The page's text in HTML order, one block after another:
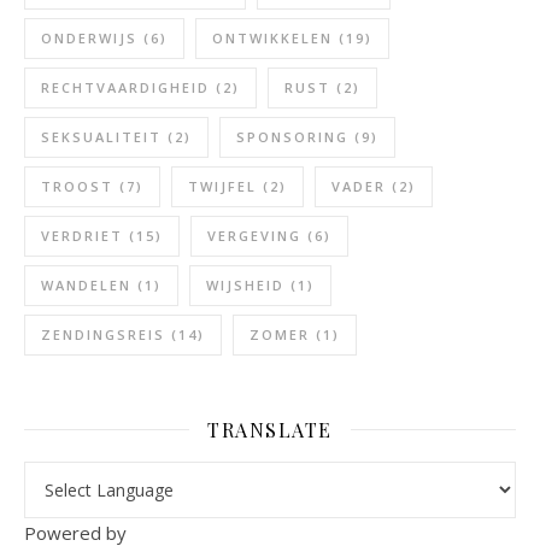
ONDERWIJS (6) ONTWIKKELEN (19)
RECHTVAARDIGHEID (2) RUST (2)
SEKSUALITEIT (2) SPONSORING (9)
TROOST (7) TWIJFEL (2) VADER (2)
VERDRIET (15) VERGEVING (6)
WANDELEN (1) WIJSHEID (1)
ZENDINGSREIS (14) ZOMER (1)
TRANSLATE
Powered by